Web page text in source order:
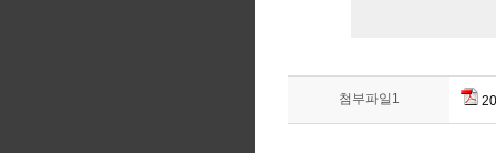
첨부파일1